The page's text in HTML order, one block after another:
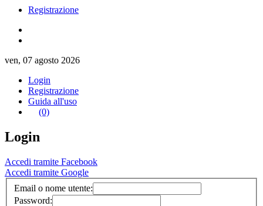
Registrazione
ven, 07 agosto 2026
Login
Registrazione
Guida all'uso
(0)
Login
Accedi tramite Facebook
Accedi tramite Google
Email o nome utente:
Password: